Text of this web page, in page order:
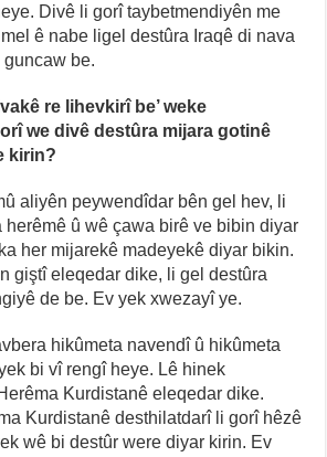
Divê li gorî taybetmendiyên me
ê nabe ligel destûra Iraqê di nava
be.
re lihevkirî be’weke
we divê destûra mijara gotinê
kirin?
aliyên peywendîdar bên gel hev, li
herêmê û wê çawa birê ve bibin diyar
her mijarekê madeyekê diyar bikin.
giştî eleqedar dike, li gel destûra
de be. Ev yek xwezayî ye.
hikûmeta navendî û hikûmeta
bi vî rengî heye. Lê hinek
Kurdistanê eleqedar dike.
Kurdistanê desthilatdarî li gorî hêzê
wê bi destûr were diyar kirin. Ev